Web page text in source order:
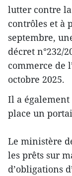
lutter contre
contrôles et à
septembre,
décret n°232/
commerce de
octobre 2025.
Il a également
place un
Le ministère
les prêts sur
d’obligations